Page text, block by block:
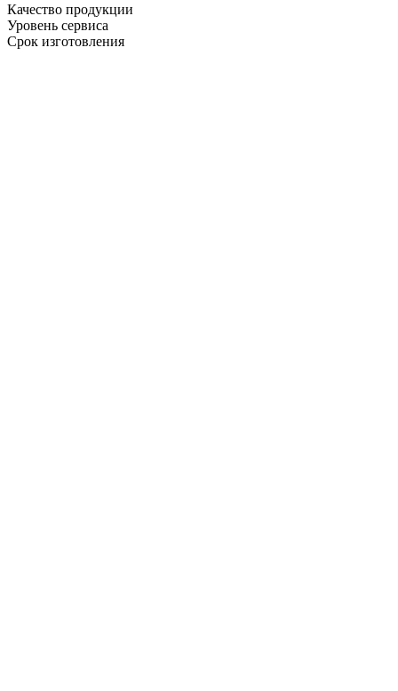
Качество продукции
Уровень сервиса
Срок изготовления